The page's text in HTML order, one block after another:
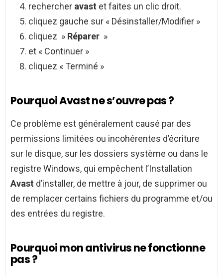
rechercher avast et faites un clic droit.
cliquez gauche sur « Désinstaller/Modifier »
cliquez » Réparer »
et « Continuer »
cliquez « Terminé »
Pourquoi Avast ne s’ouvre pas ?
Ce problème est généralement causé par des
permissions limitées ou incohérentes d’écriture
sur le disque, sur les dossiers système ou dans le
registre Windows, qui empêchent l’Installation
Avast d’installer, de mettre à jour, de supprimer ou
de remplacer certains fichiers du programme et/ou
des entrées du registre.
Pourquoi mon antivirus ne fonctionne
pas ?